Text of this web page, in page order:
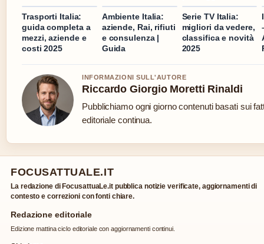
Trasporti Italia:
guida completa a
mezzi, aziende e
costi 2025
Ambiente Italia:
aziende, Rai, rifiuti
e consulenza |
Guida
Serie TV Italia:
migliori da vedere,
classifica e novità
2025
INFORMAZIONI SULL'AUTORE
Riccardo Giorgio Moretti Rinaldi
Pubblichiamo ogni giorno contenuti basati sui
editoriale continua.
FOCUSATTUALE.IT
La redazione di FocusattuaLe.it pubblica notizie verificate, aggiornamenti di
contesto e correzioni con fonti chiare.
Redazione editoriale
Edizione mattina ciclo editoriale con aggiornamenti continui.